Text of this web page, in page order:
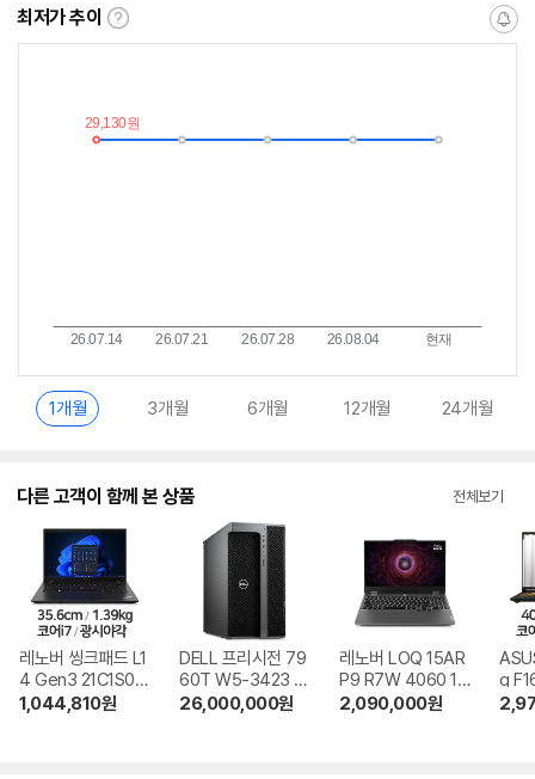
최저가 추이
최
이
란?
알
1개월 3개월 6개월 12개월 24개월
다른 고객이 함께 본 상품 전체보기
레노버 씽크패드 L1
4 Gen3 21C1S00
H00 SSD 256GB
1,044,810원
DELL 프리시전 79
60T W5-3423 R
TX A6000 16GB,
26,000,000원
레노버 LOQ 15AR
P9 R7W 4060 16
GB램 SSD 1TB
2,090,000원
g